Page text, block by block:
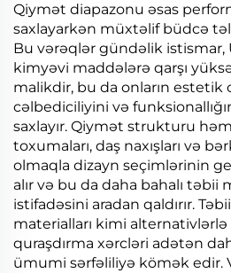
Qiymət diapazonu əsas
saxlayarkən müxtəlif büdcə
Bu vərəqlər gündəlik istismar,
kimyəvi maddələrə qarşı
malikdir, bu da onların estetik
cəlbediciliyini və
saxlayır. Qiymət strukturu
toxumaları, daş naxışları və
olmaqla dizayn seçimlərinin
alır və bu da daha bahalı təbii
istifadəsini aradan qaldırır.
materialları kimi
quraşdırma xərcləri adətən
ümumi sərfəliliyə kömək edir.